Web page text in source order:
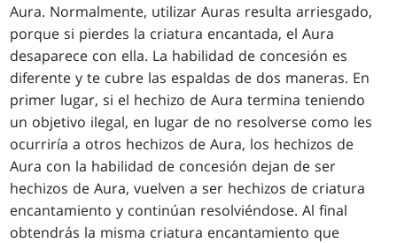
Aura. Normalmente, utilizar Auras resulta arriesgado,
porque si pierdes la criatura encantada, el Aura
desaparece con ella. La habilidad de concesión es
diferente y te cubre las espaldas de dos maneras. En
primer lugar, si el hechizo de Aura termina teniendo
un objetivo ilegal, en lugar de no resolverse como les
ocurriría a otros hechizos de Aura, los hechizos de
Aura con la habilidad de concesión dejan de ser
hechizos de Aura, vuelven a ser hechizos de criatura
encantamiento y continúan resolviéndose. Al final
obtendrás la misma criatura encantamiento que